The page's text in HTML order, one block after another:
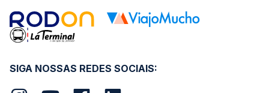
SIGA NOSSAS REDES SOCIAIS: